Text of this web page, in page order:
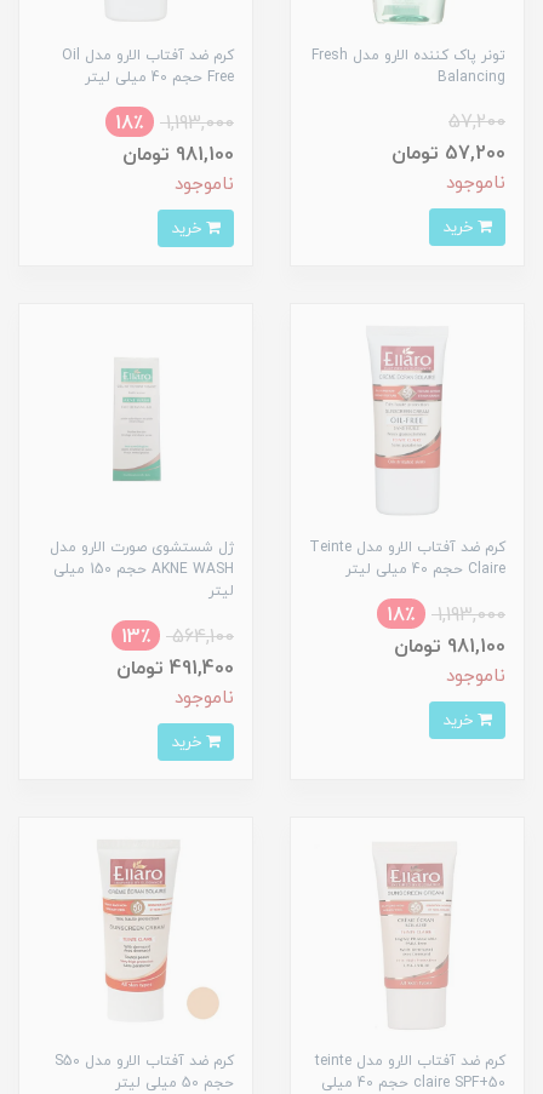
تونر پاک کننده الارو مدل Fresh
Balancing
57,200
57,200 تومان
ناموجود
کرم ضد آفتاب الارو مدل Oil
Free حجم 40 میلی لیتر
1,193,000
18٪
981,100 تومان
ناموجود
کرم ضد آفتاب الارو مدل Teinte
Claire حجم 40 میلی لیتر
1,193,000
18٪
981,100 تومان
ناموجود
ژل شستشوی صورت الارو مدل
AKNE WASH حجم 150 میلی
لیتر
564,100
13٪
491,400 تومان
ناموجود
کرم ضد آفتاب الارو مدل teinte
claire SPF+50 حجم 40 میلی
کرم ضد آفتاب الارو مدل S50
حجم 50 میلی لیتر